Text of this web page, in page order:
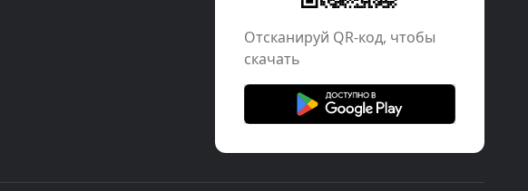
Отcканируй QR-код, чтобы
скачать